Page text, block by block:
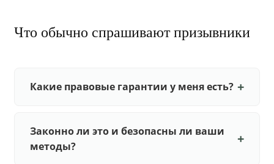
Что обычно спрашивают призывники
Какие правовые гарантии у меня есть?
Законно ли это и безопасны ли ваши
методы?